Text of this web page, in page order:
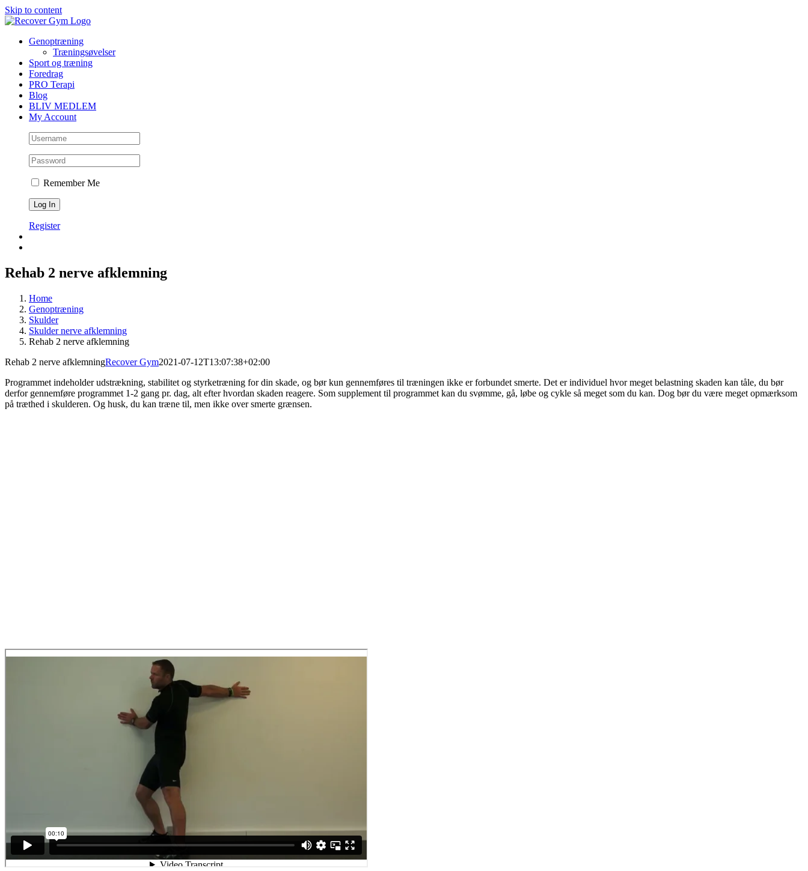
Skip to content
Genoptræning
Træningsøvelser
Sport og træning
Foredrag
PRO Terapi
Blog
BLIV MEDLEM
My Account
Remember Me
Register
Rehab 2 nerve afklemning
Home
Genoptræning
Skulder
Skulder nerve afklemning
Rehab 2 nerve afklemning
Rehab 2 nerve afklemningRecover Gym2021-07-12T13:07:38+02:00
Programmet indeholder udstrækning, stabilitet og styrketræning for din skade, og bør kun gennemføres til træningen ikke er forbundet smerte. Det er individuel hvor meget belastning skaden kan tåle, du bør
derfor gennemføre programmet 1-2 gang pr. dag, alt efter hvordan skaden reagere. Som supplement til programmet kan du svømme, gå, løbe og cykle så meget som du kan. Dog bør du være meget opmærksom
på træthed i skulderen. Og husk, du kan træne til, men ikke over smerte grænsen.